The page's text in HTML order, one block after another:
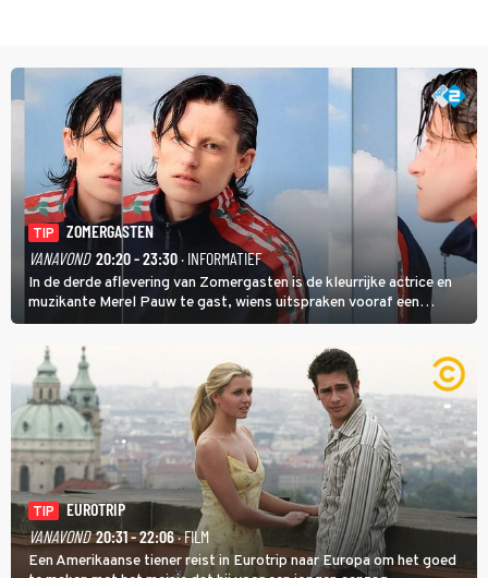
TIP
ZOMERGASTEN
VANAVOND 20:20 - 23:30· INFORMATIEF
In de derde aflevering van Zomergasten is de kleurrijke actrice en
muzikante Merel Pauw te gast, wiens uitspraken vooraf een
boeiende avond beloven: 'Mijn ideale televisieavond is zoals mijn
identiteit: grenzeloos, absurd en vol angsten'.
TIP
EUROTRIP
VANAVOND 20:31 - 22:06· FILM
Een Amerikaanse tiener reist in Eurotrip naar Europa om het goed